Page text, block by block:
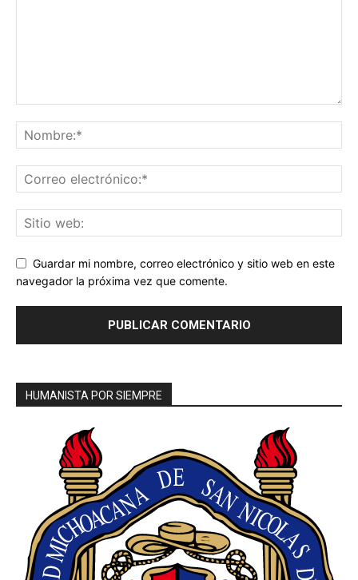
Guardar mi nombre, correo electrónico y sitio web en este
navegador la próxima vez que comente.
HUMANISTA POR SIEMPRE